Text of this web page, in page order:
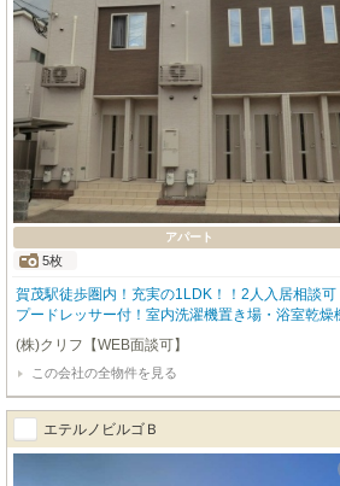
アパート
5枚
賀茂駅徒歩圏内！充実の1LDK！！2人入居相談
プードレッサー付！室内洗濯機置き場・浴室乾
地内に駐車場空きあります！！
(株)クリフ【WEB面談可】
この会社の全物件を見る
エテルノビルゴＢ